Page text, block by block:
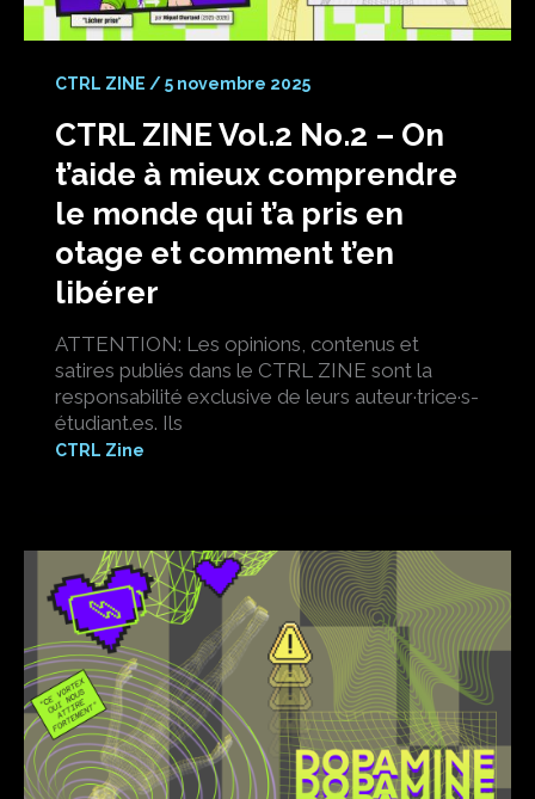
CTRL ZINE /5 novembre 2025
CTRL ZINE Vol.2 No.2 – On
t’aide à mieux comprendre
le monde qui t’a pris en
otage et comment t’en
libérer
ATTENTION: Les opinions, contenus et
satires publiés dans le CTRL ZINE sont la
responsabilité exclusive de leurs auteur·trice·s-
étudiant.es. Ils
CTRL Zine